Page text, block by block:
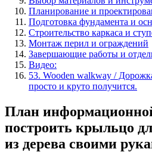
Планирование и
Подготовка фундамента и
Строительство каркаса и
Монтаж перил и ограждений
Завершающие работы и
Видео:
53. Wooden walkway /
просто и круто получится.
План
построить крыльцо
из дерева своими